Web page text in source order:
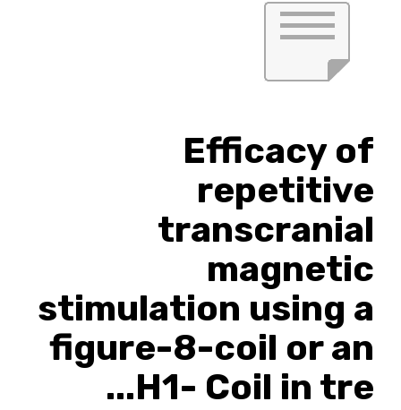
Efficacy of
repetitive
transcranial
magnetic
stimulation using a
figure-8-coil or an
H1- Coil in tre...